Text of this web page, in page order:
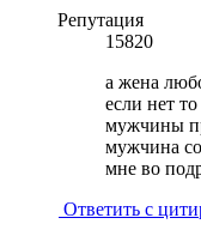
Репутация
15820
а жена
если нет
мужчины
мужчина
мне во
Ответить с